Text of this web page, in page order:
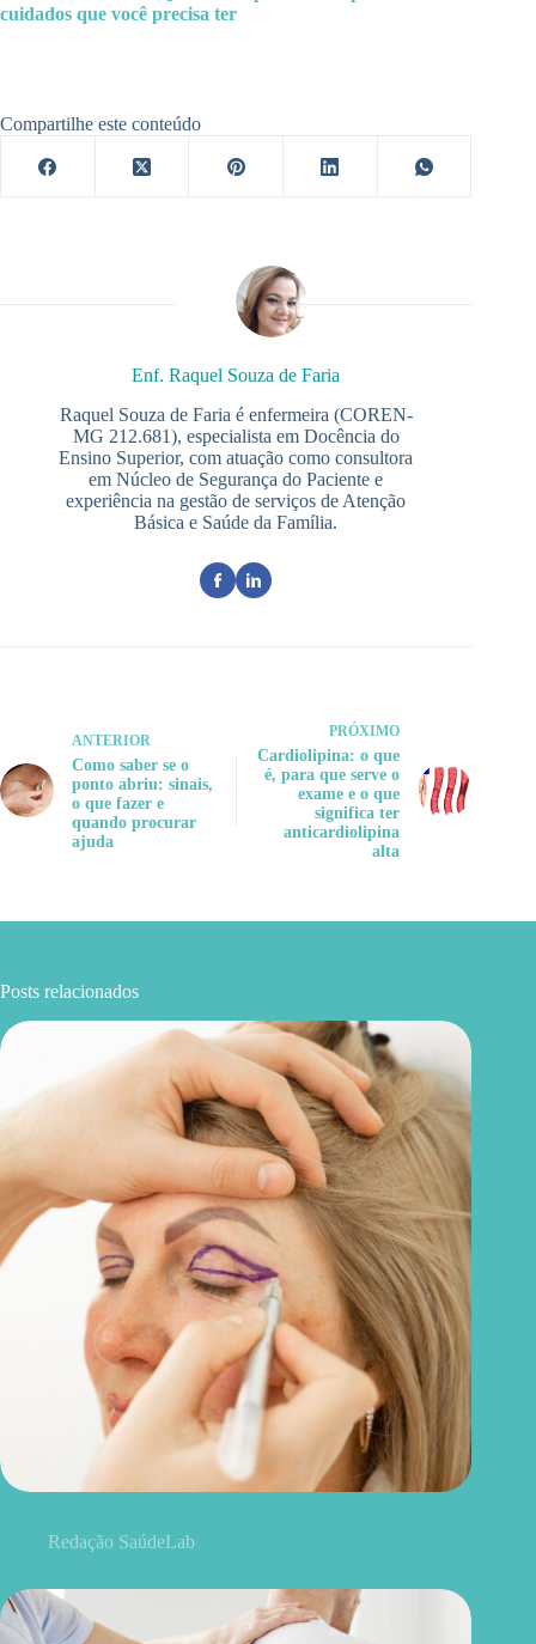
cuidados que você precisa ter
Compartilhe este conteúdo
Enf. Raquel Souza de Faria
Raquel Souza de Faria é enfermeira (COREN-
MG 212.681), especialista em Docência do
Ensino Superior, com atuação como consultora
em Núcleo de Segurança do Paciente e
experiência na gestão de serviços de Atenção
Básica e Saúde da Família.
ANTERIOR
Como saber se o
ponto abriu: sinais,
o que fazer e
quando procurar
ajuda
PRÓXIMO
Cardiolipina: o que
é, para que serve o
exame e o que
significa ter
anticardiolipina
alta
Posts relacionados
Redação SaúdeLab